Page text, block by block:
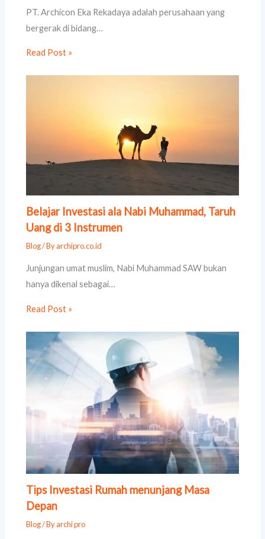
PT. Archicon Eka Rekadaya adalah perusahaan yang
bergerak di bidang…
Read Post »
Belajar Investasi ala Nabi Muhammad, Taruh
Uang di 3 Instrumen
Blog/ Byarchipro.co.id
Junjungan umat muslim, Nabi Muhammad SAW bukan
hanya dikenal sebagai…
Read Post »
Tips Investasi Rumah menunjang Masa
Depan
Blog/ Byarchi pro